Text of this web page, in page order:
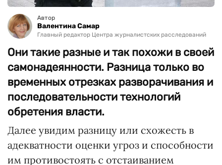
Автор
Валентина Самар
Главный редактор Центра журналистских расследований
Они такие разные и так похожи в своей
самонадеянности. Разница только во
временных отрезках разворачивания и
последовательности технологий
обретения власти.
Далее увидим разницу или схожесть в
адекватности оценки угроз и способности
им противостоять с отстаиванием